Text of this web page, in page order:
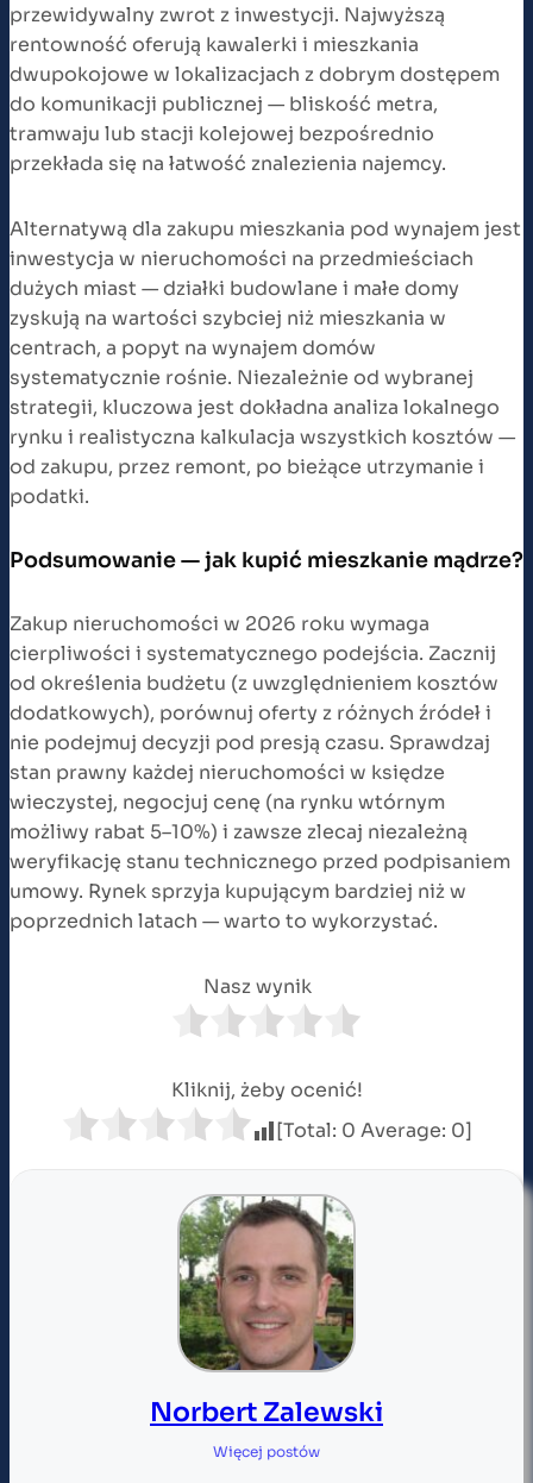
przewidywalny zwrot z inwestycji. Najwyższą
rentowność oferują kawalerki i mieszkania
dwupokojowe w lokalizacjach z dobrym dostępem
do komunikacji publicznej — bliskość metra,
tramwaju lub stacji kolejowej bezpośrednio
przekłada się na łatwość znalezienia najemcy.
Alternatywą dla zakupu mieszkania pod wynajem jest
inwestycja w nieruchomości na przedmieściach
dużych miast — działki budowlane i małe domy
zyskują na wartości szybciej niż mieszkania w
centrach, a popyt na wynajem domów
systematycznie rośnie. Niezależnie od wybranej
strategii, kluczowa jest dokładna analiza lokalnego
rynku i realistyczna kalkulacja wszystkich kosztów —
od zakupu, przez remont, po bieżące utrzymanie i
podatki.
Podsumowanie — jak kupić mieszkanie mądrze?
Zakup nieruchomości w 2026 roku wymaga
cierpliwości i systematycznego podejścia. Zacznij
od określenia budżetu (z uwzględnieniem kosztów
dodatkowych), porównuj oferty z różnych źródeł i
nie podejmuj decyzji pod presją czasu. Sprawdzaj
stan prawny każdej nieruchomości w księdze
wieczystej, negocjuj cenę (na rynku wtórnym
możliwy rabat 5–10%) i zawsze zlecaj niezależną
weryfikację stanu technicznego przed podpisaniem
umowy. Rynek sprzyja kupującym bardziej niż w
poprzednich latach — warto to wykorzystać.
Nasz wynik
Kliknij, żeby ocenić!
[Total: 0 Average: 0]
Norbert Zalewski
Więcej postów